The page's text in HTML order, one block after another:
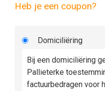
Heb je een coupon?
Domiciliëring
Bij een domiciliëring
Pallieterke
factuurbedragen voor